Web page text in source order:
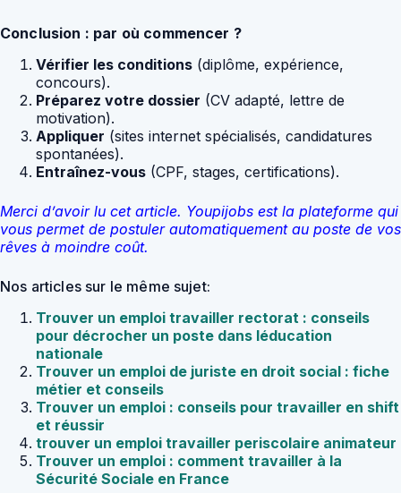
Conclusion : par où commencer ?
Vérifier les conditions (diplôme, expérience,
concours).
Préparez votre dossier (CV adapté, lettre de
motivation).
Appliquer (sites internet spécialisés, candidatures
spontanées).
Entraînez-vous (CPF, stages, certifications).
Merci d’avoir lu cet article. Youpijobs est la plateforme qui
vous permet de postuler automatiquement au poste de vos
rêves à moindre coût.
Nos articles sur le même sujet:
Trouver un emploi travailler rectorat : conseils
pour décrocher un poste dans léducation
nationale
Trouver un emploi de juriste en droit social : fiche
métier et conseils
Trouver un emploi : conseils pour travailler en shift
et réussir
trouver un emploi travailler periscolaire animateur
Trouver un emploi : comment travailler à la
Sécurité Sociale en France